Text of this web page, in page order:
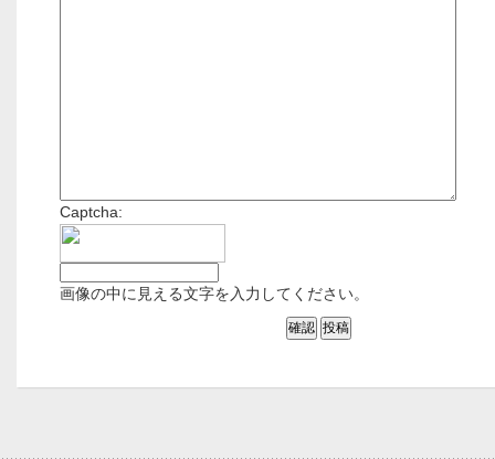
Captcha:
画像の中に見える文字を入力してください。